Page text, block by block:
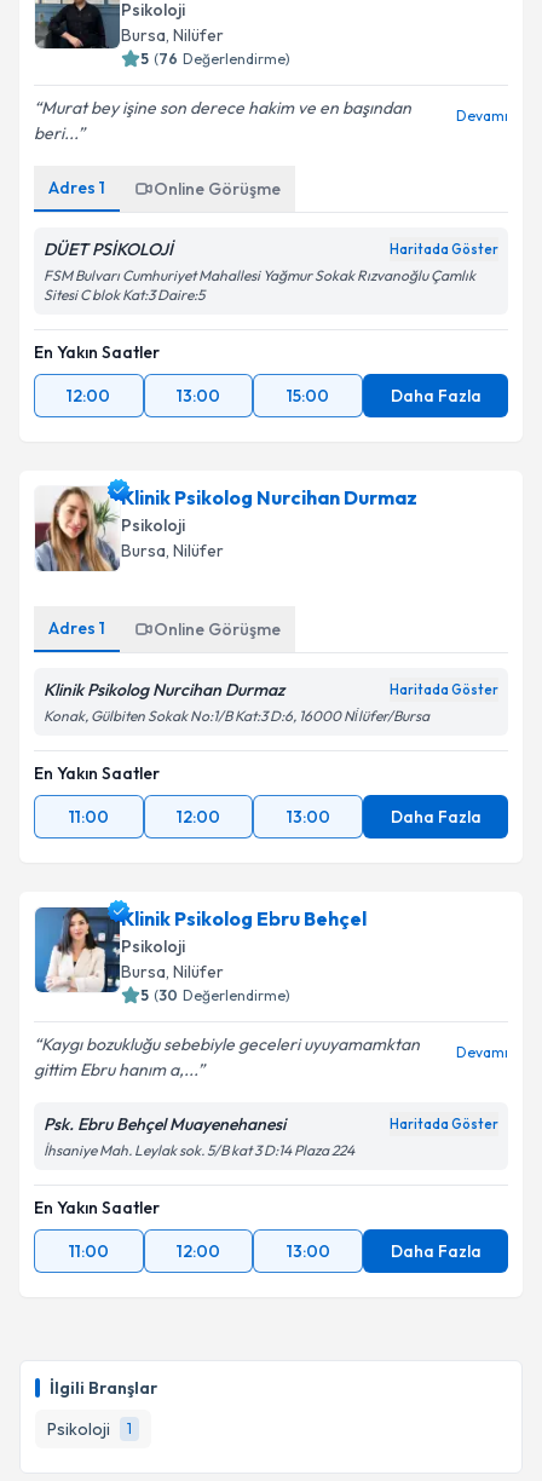
İlgili Branşlar
Psikoloji
1
Psikoloji
Bursa, Nilüfer
5 (76 Değerlendirme)
Murat bey işine son derece hakim ve en başından
beri...
Devamı
Adres 1 Online Görüşme
DÜET PSİKOLOJİ Haritada Göster
FSM Bulvarı Cumhuriyet Mahallesi Yağmur Sokak Rızvanoğlu Çamlık
Sitesi C blok Kat:3 Daire:5
En Yakın Saatler
12:00
13:00 15:00 Daha Fazla
Klinik Psikolog Nurcihan Durmaz
Psikoloji
Bursa, Nilüfer
Adres 1 Online Görüşme
Klinik Psikolog Nurcihan Durmaz Haritada Göster
Konak, Gülbiten Sokak No:1/B Kat:3 D:6, 16000 Ni̇lüfer/Bursa
En Yakın Saatler
11:00
12:00 13:00 Daha Fazla
Klinik Psikolog Ebru Behçel
Psikoloji
Bursa, Nilüfer
5 (30 Değerlendirme)
Kaygı bozukluğu sebebiyle geceleri uyuyamamktan
gittim Ebru hanım a,...
Devamı
Psk. Ebru Behçel Muayenehanesi Haritada Göster
İhsaniye Mah. Leylak sok. 5/B kat 3 D:14 Plaza 224
En Yakın Saatler
11:00
12:00 13:00 Daha Fazla